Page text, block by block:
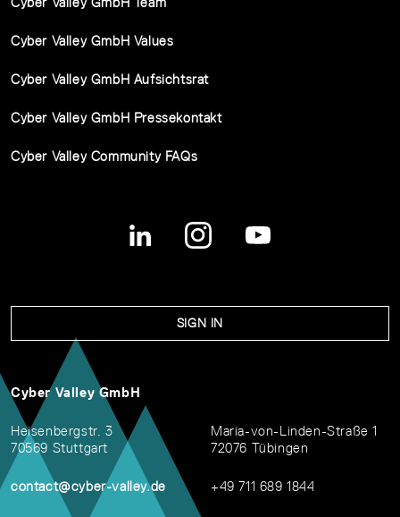
Cyber Valley GmbH Values
Cyber Valley GmbH Aufsichtsrat
Cyber Valley GmbH Pressekontakt
Cyber Valley Community FAQs
SIGN IN
Cyber Valley GmbH
Heisenbergstr. 3
70569 Stuttgart
contact@cyber-valley.de
Maria-von-Linden-Straße 1
72076 Tübingen
+49 711 689 1844